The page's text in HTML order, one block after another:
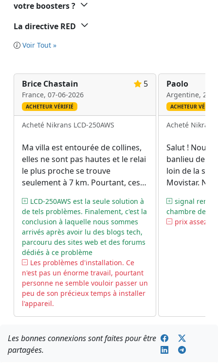
votre boosters ?
La directive RED
Voir Tout »
Brice Chastain 5
France, 07-06-2026
ACHETEUR VÉRIFIÉ
Acheté Nikrans LCD-250AWS
Ma villa est entourée de collines,
elles ne sont pas hautes et le relai
le plus proche se trouve
seulement à 7 km. Pourtant, ces
bloquer le signal. Nous avons
alors décidé d'essayer un
amplificateur, et nous avons
arrêté notre choix sur LCD-
250AWS. L'installation fut plutôt
laborieuse, et nous y avons passé
6 heures (À la fin, mon mari était
furieux). Pourtant, nous y
sommes arrivés, et nous pouvons
finalement avoir le plaisir de
réception !
LCD-250AWS est la seule solution à
de tels problèmes. Finalement, c'est la
conclusion à laquelle nous sommes
arrivés après avoir lu des blogs tech,
parcouru des sites web et des forums
dédiés à ce problème
Les problèmes d'installation. Ce
n'est pas un énorme travail, pourtant
personne ne semble vouloir passer un
peu de son précieux temps à installer
l'appareil.
Paolo
Argentine, 27-
ACHETEUR VÉRIFIÉ
Acheté Nikrans
Salut ! Nous
banlieu de
loin de la
Movistar.
mauvaise
notre
nous avons
signal
chambre de la
prix assez
Les bonnes connexions sont faites pour être
partagées.